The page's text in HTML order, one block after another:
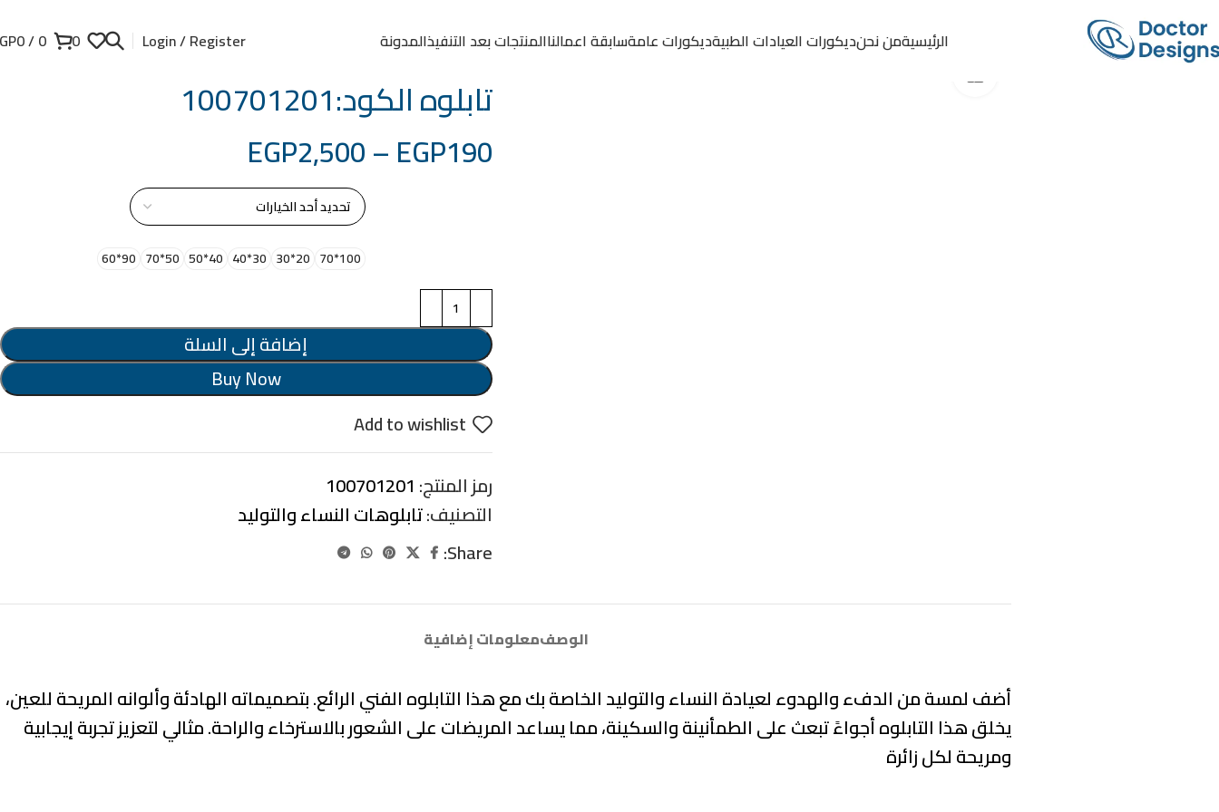
الرئيسيةمن نحنديكورات العيادات الطبيةديكورات عامةسابقة اعمالناالمنتجات بعد التنفيذالمدونة Login / Register
0
0
/
0
تابلوه الكود:100701201
EGP190
–
EGP2,500
100*70
20*30
30*40
40*50
50*70
90*60
إضافة إلى السلة
Buy Now
Add to wishlist
رمز المنتج: 100701201
التصنيف:تابلوهات النساء والتوليد
Share:
الوصفمعلومات إضافية
أضف لمسة من الدفء والهدوء لعيادة النساء والتوليد الخاصة بك مع هذا التابلوه الفني الرائع. بتصميماته الهادئة وألوانه المريحة للعين،
يخلق هذا التابلوه أجواءً تبعث على الطمأنينة والسكينة، مما يساعد المريضات على الشعور بالاسترخاء والراحة. مثالي لتعزيز تجربة إيجابية
ومريحة لكل زائرة